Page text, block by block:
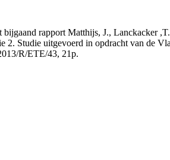
bijgaand rapport Matthijs, J.,
2. Studie uitgevoerd in opdracht van de
R/ETE/43, 21p.